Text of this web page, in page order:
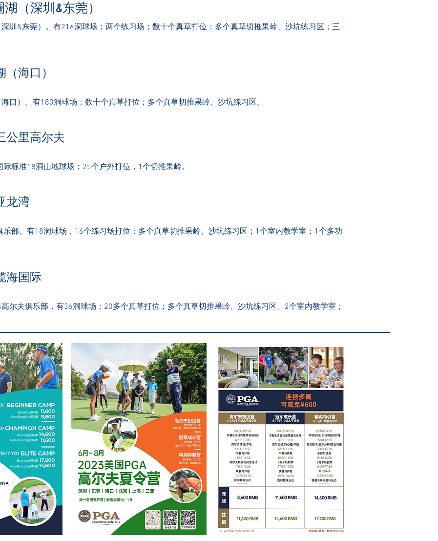
（深圳&东莞）
圳&东莞）。有216洞球场；两个练习场；数十个真草打位；多个真草切推果岭、沙坑练习区；三
（海口）
口）。有180洞球场；数十个真草打位；多个真草切推果岭、沙坑练习区。
公里高尔夫
际标准18洞山地球场；25个户外打位，1个切推果岭。
龙湾
部。有18洞球场，16个练习场打位；多个真草切推果岭、沙坑练习区；1个室内教学室；1个多功
海国际
尔夫俱乐部，有36洞球场；20多个真草打位；多个真草切推果岭、沙坑练习区、2个室内教学室；